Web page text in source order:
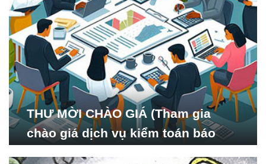
THƯ MỜI CHÀO GIÁ (Tham gia
chào giá dịch vụ kiểm toán báo